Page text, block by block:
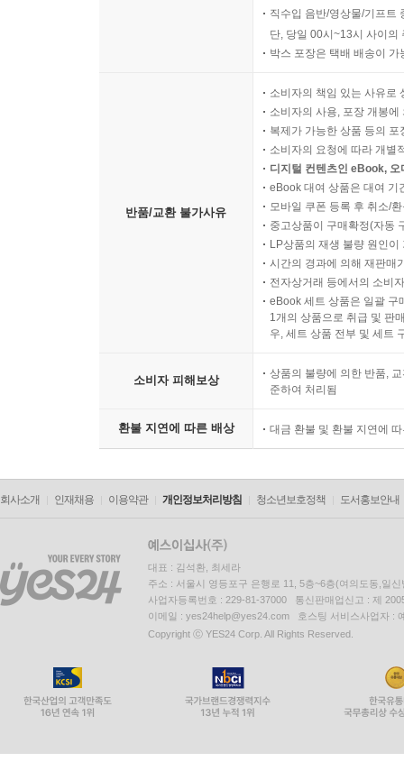
직수입 음반/영상물/기프트
단, 당일 00시~13시 사이의
박스 포장은 택배 배송이
반품/교환 불가사유
소비자의 책임 있는 사유로
소비자의 사용, 포장 개봉
복제가 가능한 상품 등의
소비자의 요청에 따라 개별
디지털 컨텐츠인 eBook,
eBook 대여 상품은 대여 기
모바일 쿠폰 등록 후 취소/
중고상품이 구매확정(자동
LP상품의 재생 불량 원인
시간의 경과에 의해 재판매
전자상거래 등에서의 소비
eBook 세트 상품은 일괄 구
1개의 상품으로 취급 및 판
우, 세트 상품 전부 및 세트
소비자 피해보상
상품의 불량에 의한 반품,
준하여 처리됨
환불 지연에 따른 배상 대금 환불 및 환불 지연에
회사소개 인재채용 이용약관 개인정보처리방침 청소년보호정책 도서홍보안내
대표 : 김석환, 최세라
주소 : 서울시 영등포구 은행로 11, 5층~6층(여의도동,일신
사업자등록번호 : 229-81-37000 통신판매업신고 : 제
이메일 : yes24help@yes24.com 호스팅 서비스사업자 :
Copyright ⓒ YES24 Corp. All Rights Reserved.